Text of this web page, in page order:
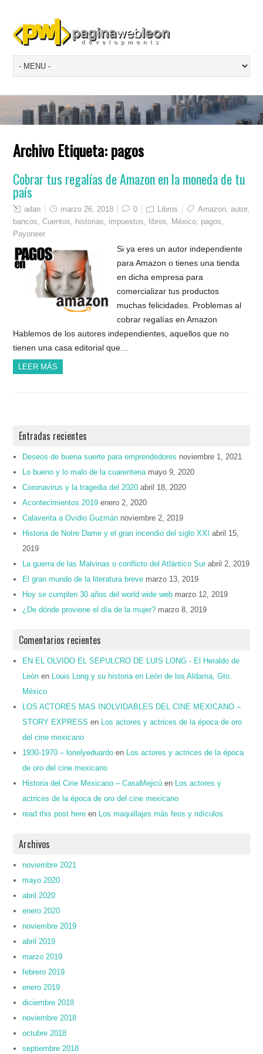
Archivo Etiqueta:pagos
Cobrar tus regalías de Amazon en la moneda de tu
país
adan marzo 26, 2018 0 Libros Amazon ,autor,
bancos ,Cuentos historias impuestos libros México pagos
Payoneer
Si ya eres un autor independiente
para Amazon o tienes una tienda
en dicha empresa para
comercializar tus productos
muchas felicidades. Problemas al
cobrar regalías en Amazon
Hablemos de los autores independientes, aquellos que no
tienen una casa editorial que…
LEER MÁS
Entradas recientes
Deseos de buena suerte para emprendedores noviembre 1, 2021
Lo bueno y lo malo de la cuarentena mayo 9, 2020
Coronavirus y la tragedia del 2020 abril 18, 2020
Acontecimientos 2019 enero 2, 2020
Calaverita a Ovidio Guzmán noviembre 2, 2019
Historia de Notre Dame y el gran incendio del siglo XXI
abril 15,
2019
La guerra de las Malvinas o conflicto del Atlántico Sur abril 2, 2019
El gran mundo de la literatura breve marzo 13, 2019
Hoy se cumplen 30 años del world wide web marzo 12, 2019
¿De dónde proviene el día de la mujer? marzo 8, 2019
Comentarios recientes
EN EL OLVIDO EL SEPULCRO DE LUIS LONG - El Heraldo de
León en
Louis Long y su historia en León de los Aldama, Gto.
México
LOS ACTORES MAS INOLVIDABLES DEL CINE MEXICANO –
STORY EXPRESS en
Los actores y actrices de la época de oro
del cine mexicano
1930-1970 – lonelyeduardo en
Los actores y actrices de la época
de oro del cine mexicano
Historia del Cine Mexicano – CasaMejicú en
Los actores y
actrices de la época de oro del cine mexicano
read this post here en Los maquillajes más feos y ridículos
Archivos
noviembre 2021
mayo 2020
abril 2020
enero 2020
noviembre 2019
abril 2019
marzo 2019
febrero 2019
enero 2019
diciembre 2018
noviembre 2018
octubre 2018
septiembre 2018